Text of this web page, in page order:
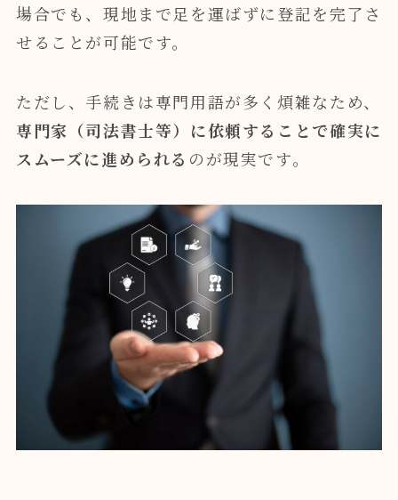
場合でも、現地まで足を運ばずに登記を完了さ
せることが可能です。
ただし、手続きは専門用語が多く煩雑なため、
専門家（司法書士等）に依頼することで確実に
スムーズに進められる のが現実です。